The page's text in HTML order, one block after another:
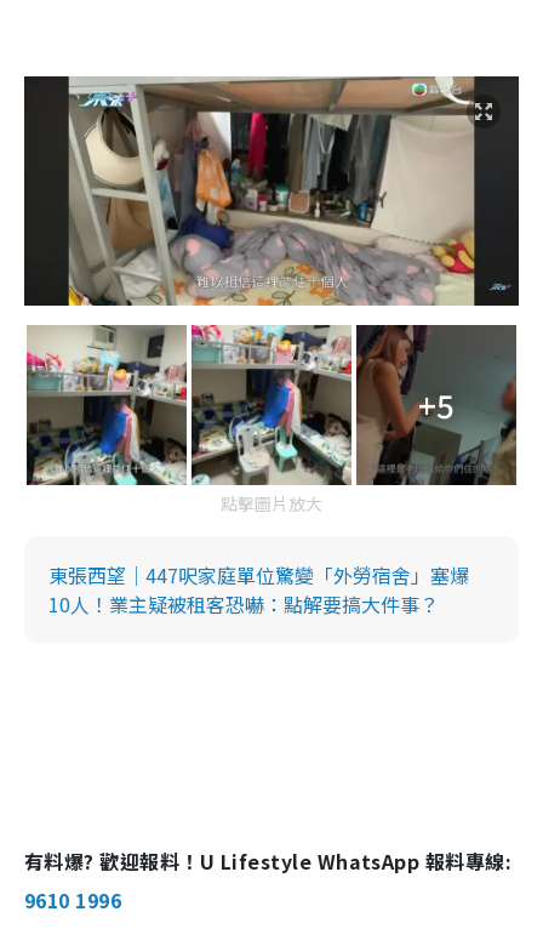
+5
點擊圖片放大
東張西望｜447呎家庭單位驚變「外勞宿舍」塞爆
10人！業主疑被租客恐嚇：點解要搞大件事？
有料爆? 歡迎報料！U Lifestyle WhatsApp 報料專線:
9610 1996